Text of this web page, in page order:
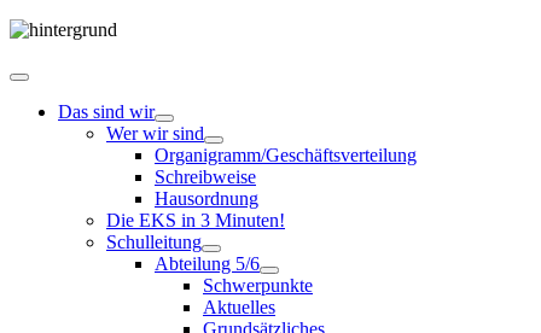
Das sind wir
Wer wir sind
Organigramm/Geschäftsverteilung
Schreibweise
Hausordnung
Die EKS in 3 Minuten!
Schulleitung
Abteilung 5/6
Schwerpunkte
Aktuelles
Grundsätzliches